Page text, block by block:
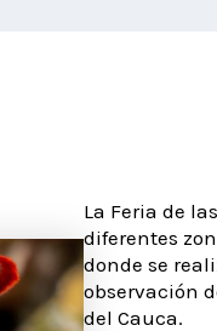
La Feria de
diferentes
donde se
observación
del Cauca.